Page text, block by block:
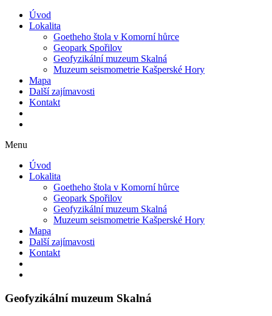
Úvod
Lokalita
Goetheho štola v Komorní hůrce
Geopark Spořilov
Geofyzikální muzeum Skalná
Muzeum seismometrie Kašperské Hory
Mapa
Další zajímavosti
Kontakt
Menu
Úvod
Lokalita
Goetheho štola v Komorní hůrce
Geopark Spořilov
Geofyzikální muzeum Skalná
Muzeum seismometrie Kašperské Hory
Mapa
Další zajímavosti
Kontakt
Geofyzikální muzeum Skalná